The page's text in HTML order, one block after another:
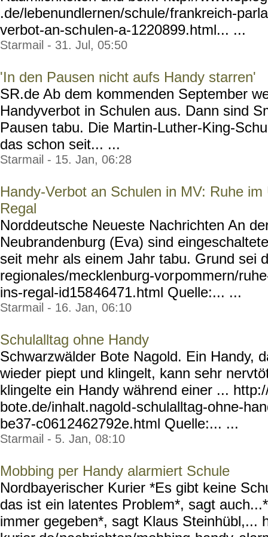
.de/lebenundlernen/schule/frankreich-
verbot-an-schulen-a-1220899.html... ...
Starmail - 31. Jul, 05:50
'In den Pausen nicht aufs Handy starren'
SR.de Ab dem kommenden September
Handyverbot in Schulen aus. Dann sind
Pausen tabu. Die Martin-Luther-King-
das schon seit... ...
Starmail - 15. Jan, 06:28
Handy-Verbot an Schulen in MV: Ruhe
Regal
Norddeutsche Neueste Nachrichten An
Neubrandenburg (Eva) sind
seit mehr als einem Jahr tabu. Grund sei
regionales/mecklenburg-vorpommern/
ins-regal-id15846471.html Quelle:... ...
Starmail - 16. Jan, 06:10
Schulalltag ohne Handy
Schwarzwälder Bote Nagold. Ein Handy,
wieder piept und klingelt, kann sehr
klingelte ein Handy während einer ...
bote.de/inhalt.nagold-schulalltag-ohne-
be37-c0612462792e.html Quelle:... ...
Starmail - 5. Jan, 08:10
Mobbing per Handy alarmiert Schule
Nordbayerischer Kurier *Es gibt keine
das ist ein latentes Problem*, sagt
immer gegeben*, sagt Klaus Steinhübl,...